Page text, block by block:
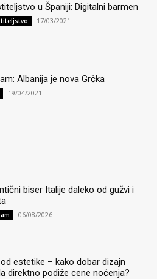
u Španiji: Digitalni barmen
17/03/2021
Albanija je nova Grčka
19/04/2021
biser Italije daleko od gužvi i
06/08/2026
estetike – kako dobar dizajn
direktno podiže cene noćenja?